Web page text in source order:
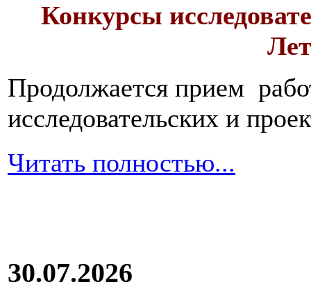
Конкурсы
Продолжается прием
исследовательских и
Читать полностью...
30.07.2026